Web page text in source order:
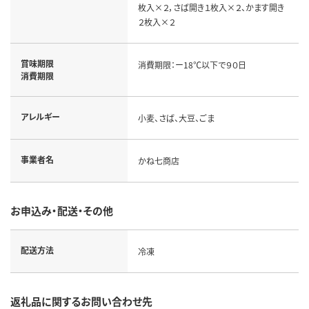
枚入×２，さば開き１枚入×２、かます開き
２枚入×２
賞味期限
消費期限
消費期限：ー18℃以下で９０日
アレルギー 小麦、さば、大豆、ごま
事業者名 かね七商店
お申込み・配送・その他
配送方法 冷凍
返礼品に関するお問い合わせ先